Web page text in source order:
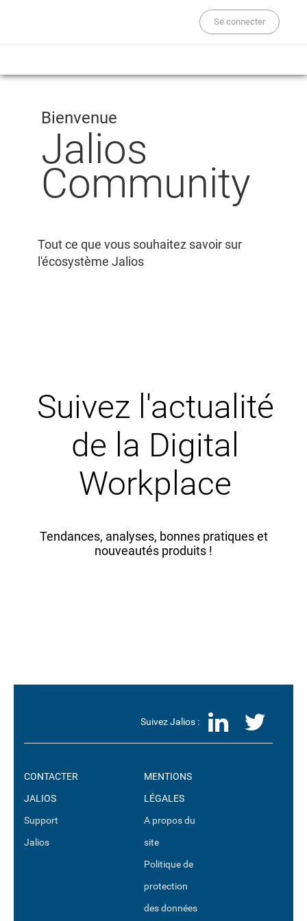
Se connecter
Bienvenue
Jalios
Community
Tout ce que vous souhaitez savoir sur
l'écosystème Jalios
Suivez l'actualité
de la Digital
Workplace
Tendances, analyses, bonnes pratiques et
nouveautés produits !
Suivez Jalios :
CONTACTER
JALIOS
Support
Jalios
MENTIONS
LÉGALES
A propos du
site
Politique de
protection
des données